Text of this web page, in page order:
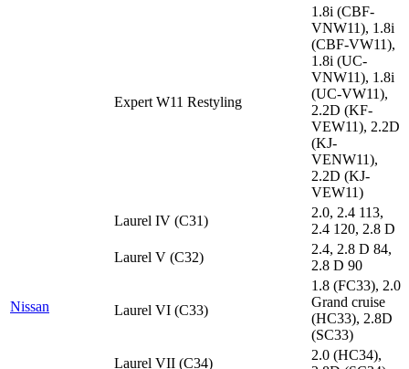
Nissan
Expert W11 Restyling
1.8i (CBF-
VNW11), 1.8i
(CBF-VW11),
1.8i (UC-
VNW11), 1.8i
(UC-VW11),
2.2D (KF-
VEW11), 2.2D
(KJ-
VENW11),
2.2D (KJ-
VEW11)
Laurel IV (C31)
2.0, 2.4 113,
2.4 120, 2.8 D
Laurel V (C32)
2.4, 2.8 D 84,
2.8 D 90
Laurel VI (C33)
1.8 (FC33), 2.0
Grand cruise
(HC33), 2.8D
(SC33)
Laurel VII (C34)
2.0 (HC34),